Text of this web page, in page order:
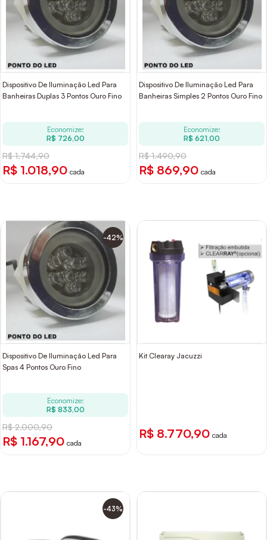
Dispositivo De Iluminação Led Para
Banheiras Duplas 3 Pontos Ouro Fino
Economize:
R$ 726,00
R$ 1.744,90
R$ 1.018,90 cada
Dispositivo De Iluminação Led Para
Banheiras Simples 2 Pontos Ouro Fino
Economize:
R$ 621,00
R$ 1.490,90
R$ 869,90 cada
-42%
Dispositivo De Iluminação Led Para
Spas 4 Pontos Ouro Fino
Economize:
R$ 833,00
R$ 2.000,90
R$ 1.167,90 cada
Kit Clearay Jacuzzi
R$ 8.770,90 cada
-43%